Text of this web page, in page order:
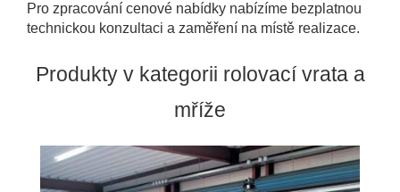
Pro zpracování cenové nabídky nabízíme bezplatnou
technickou konzultaci a zaměření na místě realizace.
Produkty v kategorii rolovací vrata a
mříže